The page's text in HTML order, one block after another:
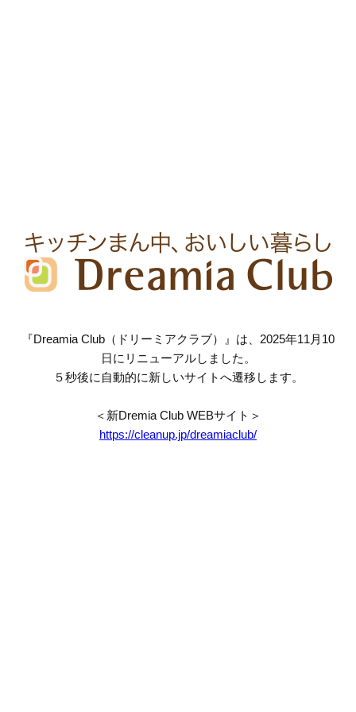
『Dreamia Club（ドリーミアクラブ）』は、2025年11月10
日にリニューアルしました。
５秒後に自動的に新しいサイトへ遷移します。
＜新Dremia Club WEBサイト＞
https://cleanup.jp/dreamiaclub/